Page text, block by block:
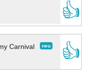
👍
neu
Carnival
👍